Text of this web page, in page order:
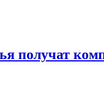
получат